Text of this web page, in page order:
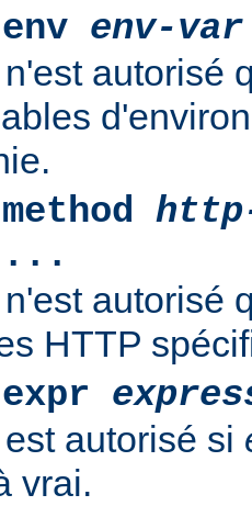
env-var
autorisé
autorisé
HTTP
autorisé si
vrai.